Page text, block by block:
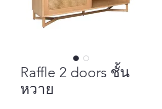
Raffle 2 doors ชั้น
หวาย